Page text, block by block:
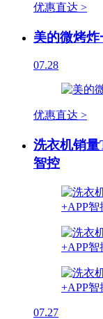
优惠直达 >
美的微烤
07.28
优惠直达 >
洗衣机销
智控
07.27